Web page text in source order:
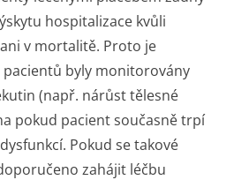
hospitalizace kvůli
v mortalitě. Proto je
byly monitorovány
(např. nárůst tělesné
pokud pacient současně trpí
Pokud se takové
zahájit léčbu